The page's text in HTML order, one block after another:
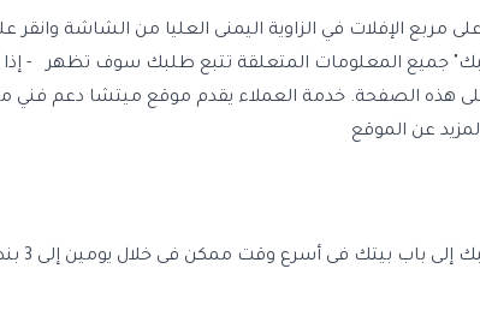
الإفلات في الزاوية اليمنى العليا من الشاشة
جميع المعلومات المتعلقة تتبع طلبك سوف تظهر ‬ ‏‫ - إذا
هذه الصفحة. خدمة العملاء يقدم موقع ميتشا دعم
عن الموقع
يومين إلى 3 بنظام تغليف ليس له مثيل بشحن مجانى على الطلبات أقل من 699 جنيه